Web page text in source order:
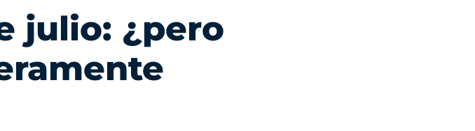
julio: ¿pero